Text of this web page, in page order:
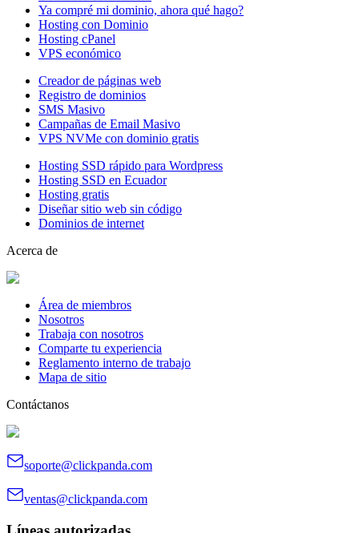
Ya compré mi dominio, ahora qué hago?
Hosting con Dominio
Hosting cPanel
VPS económico
Creador de páginas web
Registro de dominios
SMS Masivo
Campañas de Email Masivo
VPS NVMe con dominio gratis
Hosting SSD rápido para Wordpress
Hosting SSD en Ecuador
Hosting gratis
Diseñar sitio web sin código
Dominios de internet
Acerca de
Área de miembros
Nosotros
Trabaja con nosotros
Comparte tu experiencia
Reglamento interno de trabajo
Mapa de sitio
Contáctanos
soporte@clickpanda.com
ventas@clickpanda.com